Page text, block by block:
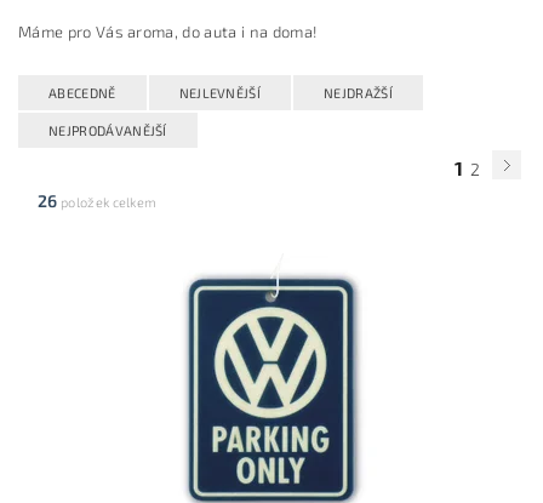
Máme pro Vás aroma, do auta i na doma!
ABECEDNĚ NEJLEVNĚJŠÍ NEJDRAŽŠÍ
NEJPRODÁVANĚJŠÍ
1 2
26 položek celkem